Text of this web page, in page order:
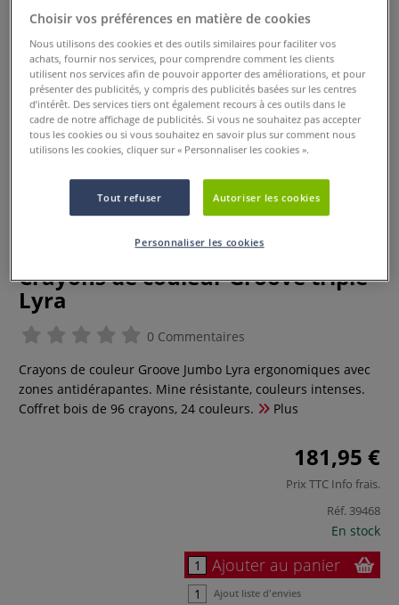
Crayons de couleur Groove triple
Lyra
0 Commentaires
Crayons de couleur Groove Jumbo Lyra ergonomiques avec
zones antidérapantes. Mine résistante, couleurs intenses.
Coffret bois de 96 crayons, 24 couleurs.
Plus
181,95 €
Prix TTC Info frais.
Réf. 39468
En stock
Ajouter au panier
Ajout liste d'envies
Choisir vos préférences en matière de cookies
Nous utilisons des cookies et des outils similaires pour faciliter vos
achats, fournir nos services, pour comprendre comment les clients
utilisent nos services afin de pouvoir apporter des améliorations, et pour
présenter des publicités, y compris des publicités basées sur les centres
d’intérêt. Des services tiers ont également recours à ces outils dans le
cadre de notre affichage de publicités. Si vous ne souhaitez pas accepter
tous les cookies ou si vous souhaitez en savoir plus sur comment nous
utilisons les cookies, cliquer sur « Personnaliser les cookies ».
Tout refuser Autoriser les cookies
Personnaliser les cookies